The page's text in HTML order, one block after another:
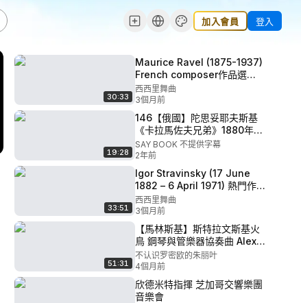
加入會員 登入
30:33
Maurice Ravel (1875-1937)
French composer作品選
【10P】★★★★★ P9 -
Maurice Ravel-String
Quartet in F Major
(Complete)
西西里舞曲
3個月前
19:28
146【俄國】陀思妥耶夫斯基
《卡拉馬佐夫兄弟》1880年出
版
SAY BOOK 不提供字幕
2年前
33:51
Igor Stravinsky (17 June
1882 – 6 April 1971) 熱門作品
P9 - 2.5.Stravinsky - Le
sacre du printemps-
Gergiev
西西里舞曲
3個月前
51:31
【馬林斯基】斯特拉文斯基火
鳥 鋼琴與管樂器協奏曲 Alexei
Volodin 杰基耶夫指揮
stravinsky 135 P2 -
stravinsky 135 part 2
不认识罗密欧的朱丽叶
4個月前
欣德米特指揮 芝加哥交響樂團
音樂會